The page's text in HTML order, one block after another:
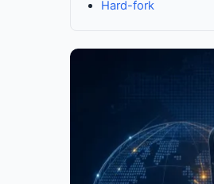
Hard-fork